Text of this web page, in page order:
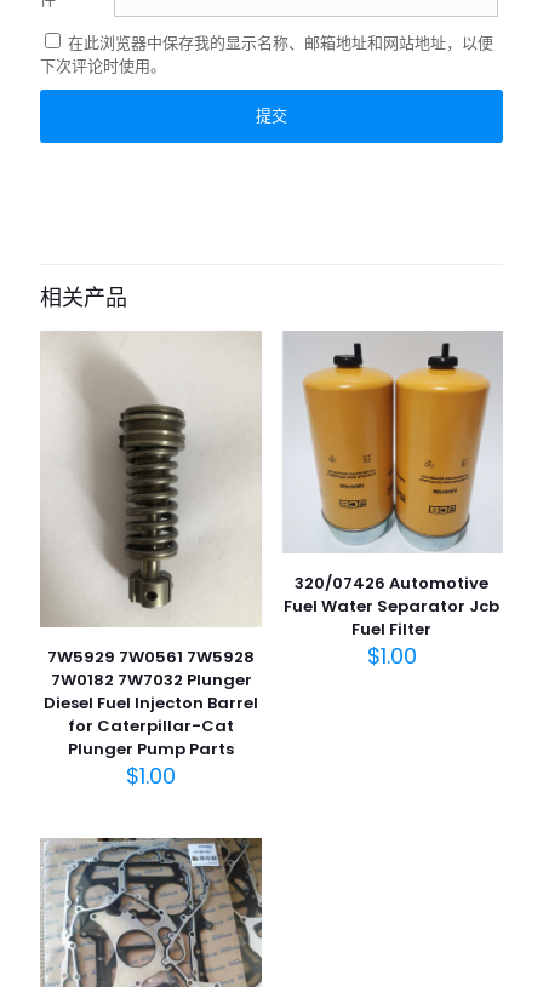
在此浏览器中保存我的显示名称、邮箱地址和网站地址，以便
下次评论时使用。
相关产品
7W5929 7W0561 7W5928
7W0182 7W7032 Plunger
Diesel Fuel Injecton Barrel
for Caterpillar-Cat
Plunger Pump Parts
$1.00
320/07426 Automotive
Fuel Water Separator Jcb
Fuel Filter
$1.00